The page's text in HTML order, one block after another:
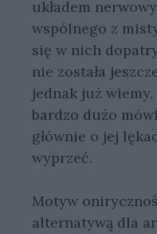
układem
wspólnego z
się w nich
nie została
jednak już
bardzo dużo
głównie o jej
wyprzeć.
Motyw
alternatywą dla